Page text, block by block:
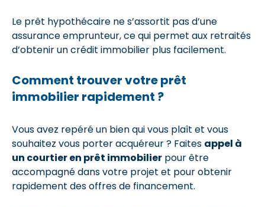
Le prêt hypothécaire ne s’assortit pas d’une
assurance emprunteur, ce qui permet aux retraités
d’obtenir un crédit immobilier plus facilement.
Comment trouver votre prêt
immobilier rapidement ?
Vous avez repéré un bien qui vous plaît et vous
souhaitez vous porter acquéreur ? Faites appel à
un courtier en prêt immobilier pour être
accompagné dans votre projet et pour obtenir
rapidement des offres de financement.